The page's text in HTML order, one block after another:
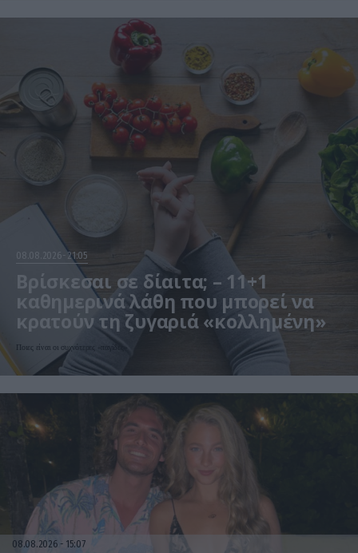
08.08.2026 21:05
Βρίσκεσαι σε δίαιτα; – 11+1
καθημερινά λάθη που μπορεί να
κρατούν τη ζυγαριά «κολλημένη»
Ποιες είναι οι συχνότερες «παγίδες»
08.08.2026 15:07